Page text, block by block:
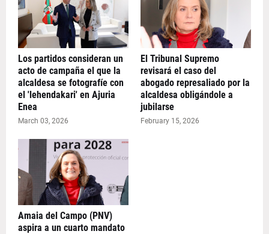
Los partidos consideran un
acto de campaña el que la
alcaldesa se fotografíe con
el 'lehendakari' en Ajuria
Enea
March 03, 2026
El Tribunal Supremo
revisará el caso del
abogado represaliado por la
alcaldesa obligándole a
jubilarse
February 15, 2026
Amaia del Campo (PNV)
aspira a un cuarto mandato